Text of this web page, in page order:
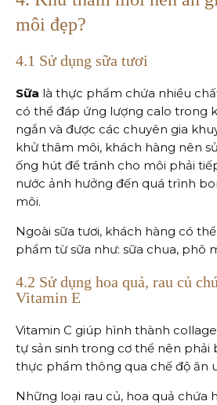
môi đẹp?
4.1 Sử dụng sữa tươi
Sữa là thực phẩm chứa nhiều
có thể đáp ứng lượng calo trong
ngắn và được các chuyên gia
khử thâm môi, khách hàng nên
ống hút để tránh cho môi phải
nước ảnh hưởng đến quá trình
môi.
Ngoài sữa tươi, khách hàng có
phẩm từ sữa như: sữa chua, phô
4.2 Sử dụng hoa quả, rau củ
Vitamin E
Vitamin C giúp hình thành
tự sản sinh trong cơ thể nên phải
thực phẩm thông qua chế độ ăn
Những loại rau củ, hoa quả chứa